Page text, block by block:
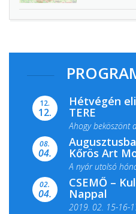
12.
12.
Hétvégén
TERE
Ahogy beköszönt
ismét megtelik
08.
04. Kőrös Art
A nyár utolsó
filmkínálattal,
02.
04.
CSEMŐ –
Nappal
2019. 02. 15-16-